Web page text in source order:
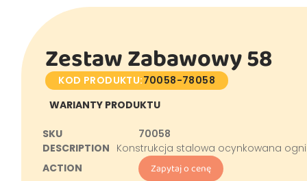
Zestaw Zabawowy 58
KOD PRODUKTU:70058-78058
WARIANTY PRODUKTU
70058
Konstrukcja stalowa ocynkowana
Zapytaj o cenę